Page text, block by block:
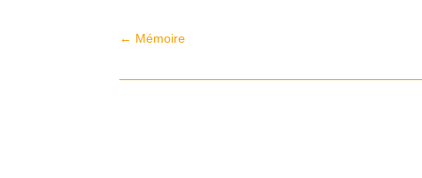
← Mémoire